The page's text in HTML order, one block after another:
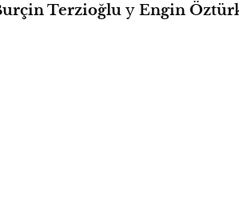
Terzioğlu y Engin